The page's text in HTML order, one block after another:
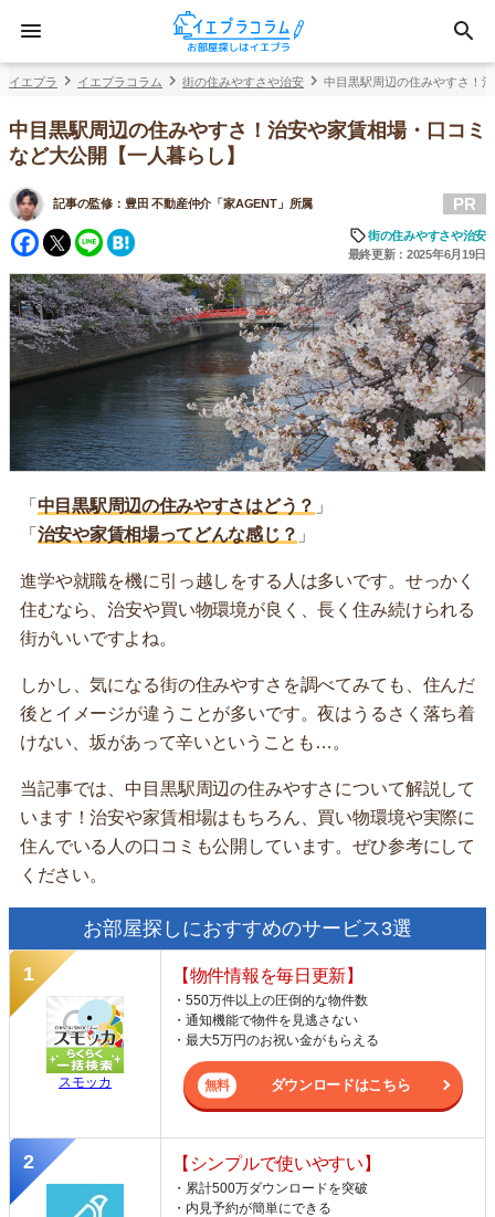
イエプラ イエプラコラム 街の住みやすさや治安 中目黒駅周辺の住みやすさ！
中目黒駅周辺の住みやすさ！治安や家賃相場・口コミ
など大公開【一人暮らし】
記事の監修： 豊田 不動産仲介「家AGENT」所属
Facebook
Twitter
Line
PR
街の住みやすさや治安
最終更新：2025年6月19日
「 中目黒駅周辺の住みやすさはどう？ 」
「 治安や家賃相場ってどんな感じ？ 」
進学や就職を機に引っ越しをする人は多いです。せっかく
住むなら、治安や買い物環境が良く、長く住み続けられる
街がいいですよね。
しかし、気になる街の住みやすさを調べてみても、住んだ
後とイメージが違うことが多いです。夜はうるさく落ち着
けない、坂があって辛いということも…。
当記事では、中目黒駅周辺の住みやすさについて解説して
います！治安や家賃相場はもちろん、買い物環境や実際に
住んでいる人の口コミも公開しています。ぜひ参考にして
ください。
お部屋探しにおすすめのサービス3選
スモッカ
【物件情報を毎日更新】
・550万件以上の圧倒的な物件数
・通知機能で物件を見逃さない
・最大5万円のお祝い金がもらえる
ダウンロードはこちら
【シンプルで使いやすい】
・累計500万ダウンロードを突破
・内見予約が簡単にできる